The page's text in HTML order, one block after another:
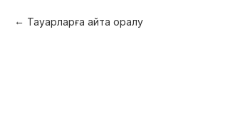
Тауарларға қайта оралу